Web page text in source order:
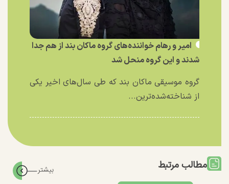
امیر و رهام خواننده‌های گروه ماکان بند از هم جدا
شدند و این گروه منحل شد
گروه موسیقی ماکان بند که طی سال‌های اخیر یکی
از شناخته‌شده‌ترین...
مطالب مرتبط